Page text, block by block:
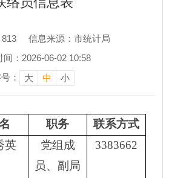
813
信息来源：市统计局
间：2026-06-02 10:58
：
大 中 小
职务
联系方式
英
党组成
员、副局
3383662